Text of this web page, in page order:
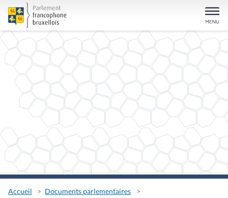
Accueil
Documents parlementaires